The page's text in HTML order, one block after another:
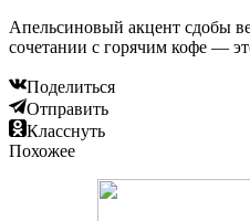
Апельсиновый акцент сдобы
сочетании с горячим кофе —
Поделиться
Отправить
Класснуть
Похожее